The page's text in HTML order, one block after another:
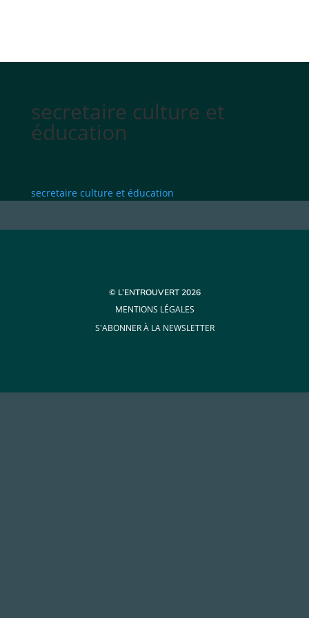
secretaire culture et
éducation
secretaire culture et éducation
© L’ENTROUVERT 2026
MENTIONS LÉGALES
S'ABONNER À LA NEWSLETTER